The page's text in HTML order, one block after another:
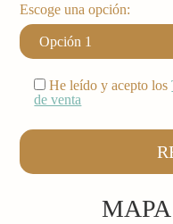
Escoge una opción:
He leído y acepto los
de venta